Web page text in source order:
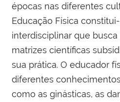
épocas nas diferentes
Educação Física
interdisciplinar que busca
matrizes científicas
sua prática. O educador
diferentes
como as ginásticas, as